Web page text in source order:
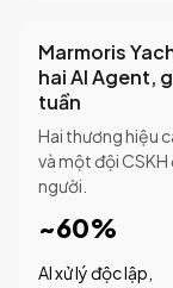
Marmoris
hai AI Agent,
tuần
Hai thương hiệu
và một đội
người.
~60%
AI xử lý độc lập,